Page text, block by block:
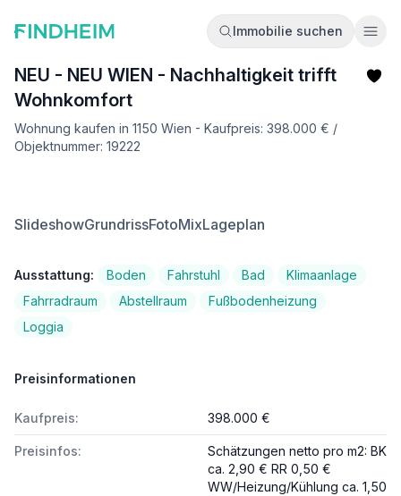
Immobilie suchen
NEU - NEU WIEN - Nachhaltigkeit trifft
Wohnkomfort
Wohnung kaufen in 1150 Wien - Kaufpreis: 398.000 € /
Objektnummer: 19222
SlideshowGrundrissFotoMixLageplan
Ausstattung: Boden Fahrstuhl Bad
Klimaanlage
Fahrradraum
Abstellraum
Fußbodenheizung
Loggia
Preisinformationen
Kaufpreis: 398.000 €
Preisinfos:
Schätzungen netto pro m2: BK
ca. 2,90 € RR 0,50 €
WW/Heizung/Kühlung ca. 1,50